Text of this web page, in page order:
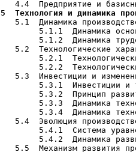
5  Технология и динамика
5.1  Динамика
5.1.1  Динамика
5.1.2  Динамика
5.2  Технологические
5.2.1
5.2.2
5.3  Инвестиции и
5.3.1  Инвестиции и
5.3.2  Принцип
5.3.3  Динамика
5.3.4  Динамика
5.4  Эволюция
5.4.1  Система
5.4.2  Динамика